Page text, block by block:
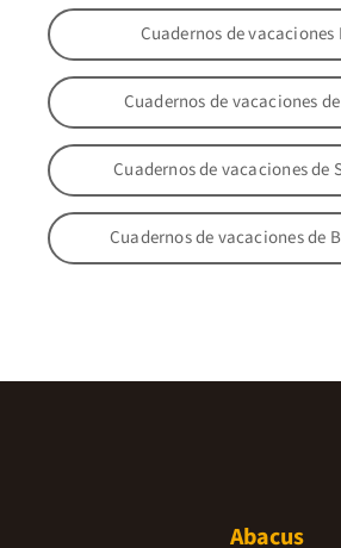
Cuadernos de
Cuadernos de vacaciones
Cuadernos de vacaciones de
Cuadernos de vacaciones de
Abacus